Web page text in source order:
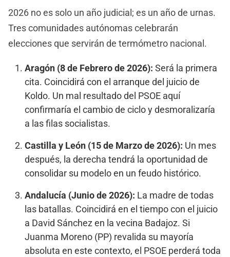
2026 no es solo un año judicial; es un año de urnas.
Tres comunidades autónomas celebrarán
elecciones que servirán de termómetro nacional.
Aragón (8 de Febrero de 2026): Será la primera
cita. Coincidirá con el arranque del juicio de
Koldo. Un mal resultado del PSOE aquí
confirmaría el cambio de ciclo y desmoralizaría
a las filas socialistas.
Castilla y León (15 de Marzo de 2026): Un mes
después, la derecha tendrá la oportunidad de
consolidar su modelo en un feudo histórico.
Andalucía (Junio de 2026): La madre de todas
las batallas. Coincidirá en el tiempo con el juicio
a David Sánchez en la vecina Badajoz. Si
Juanma Moreno (PP) revalida su mayoría
absoluta en este contexto, el PSOE perderá toda